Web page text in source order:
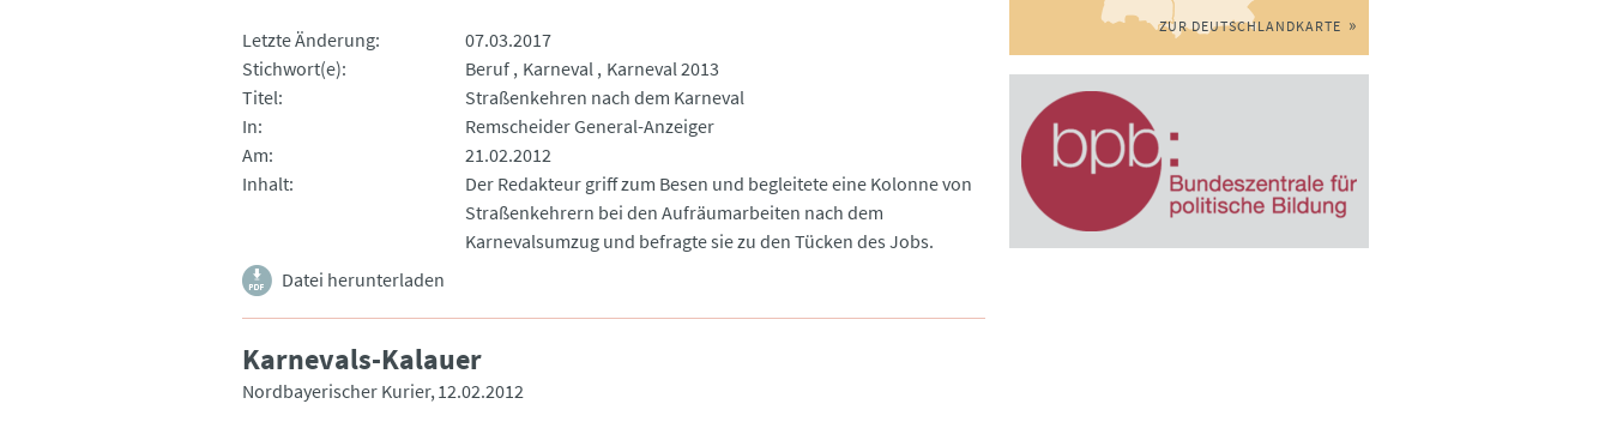
Letzte Änderung
07.03.2017
Stichwort(e)
Beruf Karneval
Karneval 2013
Titel
Straßenkehren nach dem Karneval
In
Remscheider General-Anzeiger
Am
21.02.2012
Inhalt
Der Redakteur griff zum Besen und begleitete eine Kolonne von
Straßenkehrern bei den Aufräumarbeiten nach dem
Karnevalsumzug und befragte sie zu den Tücken des Jobs.
Datei herunterladen
Karnevals-Kalauer
Nordbayerischer Kurier 12.02.2012
ZUR DEUTSCHLANDKARTE